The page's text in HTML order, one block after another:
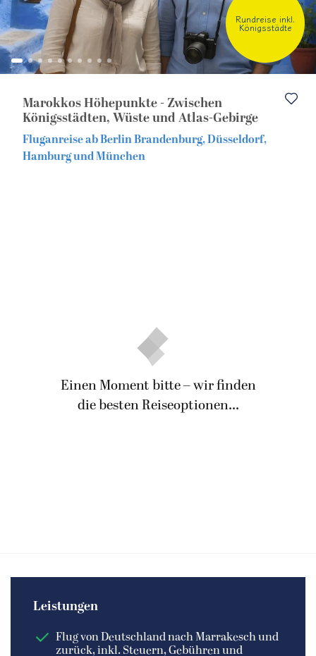
Eventreisen
Alleinreisende
Nord- & Ostsee
Kurzurlaub
Europa Rundreise inkl.
Königsstädte
Marokkos Höhepunkte - Zwischen
Königsstädten, Wüste und Atlas-Gebirge
Fluganreise ab Berlin Brandenburg, Düsseldorf,
Hamburg und München
Einen Moment bitte – wir finden
die besten Reiseoptionen...
Leistungen
Flug von Deutschland nach Marrakesch und
zurück, inkl. Steuern, Gebühren und